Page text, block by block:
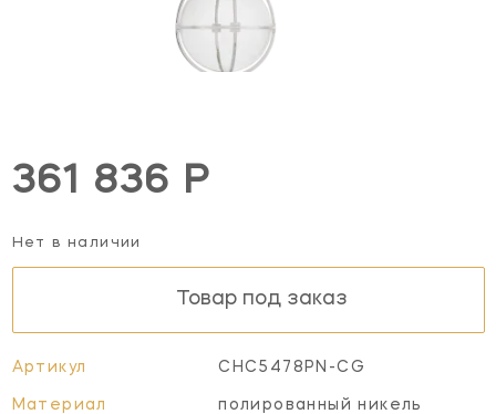
361 836 Р
Нет в наличии
Товар под заказ
Артикул CHC5478PN-CG
Материал полированный никель